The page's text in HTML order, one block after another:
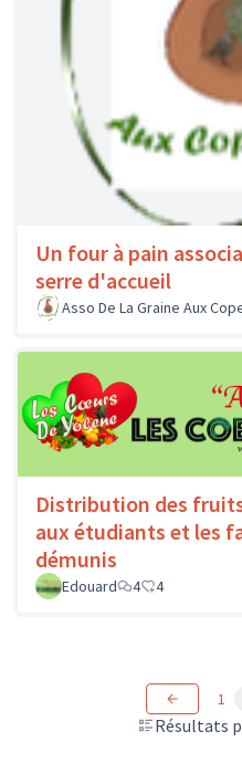
Un four à pain
serre d'accueil
Asso De La Graine Aux
Distribution des
aux étudiants et les
démunis
Edouard 4 4
Résultats
1